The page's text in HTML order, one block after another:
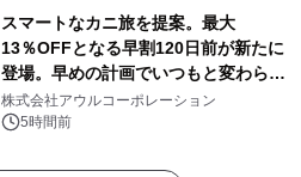
スマートなカニ旅を提案。最大
13％OFFとなる早割120日前が新たに
登場。早めの計画でいつもと変わらぬ
大人の冬旅を。ー夕日ヶ浦温泉「佳松
苑 別邸ふうか」ー
株式会社アウルコーポレーション
5時間前